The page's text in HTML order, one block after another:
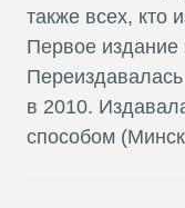
также всех, кто
Первое издание
в 2010.
способом